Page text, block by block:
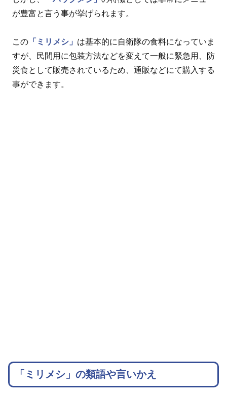
が豊富と言う事が挙げられます。
この 「ミリメシ」 は基本的に自衛隊の食料になっていま
すが、民間用に包装方法などを変えて一般に緊急用、防
災食として販売されているため、通販などにて購入する
事ができます。
「ミリメシ」の類語や言いかえ